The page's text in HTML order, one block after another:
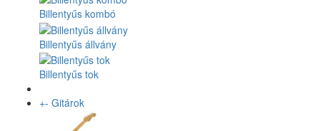
Billentyűs kombó
Billentyűs állvány
Billentyűs tok
+- Gitárok